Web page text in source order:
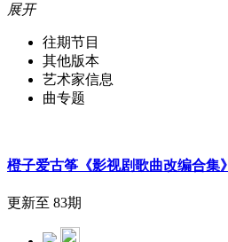
展开
往期节目
其他版本
艺术家信息
曲专题
橙子爱古筝《影视剧歌曲改编合集》
更新至 83期